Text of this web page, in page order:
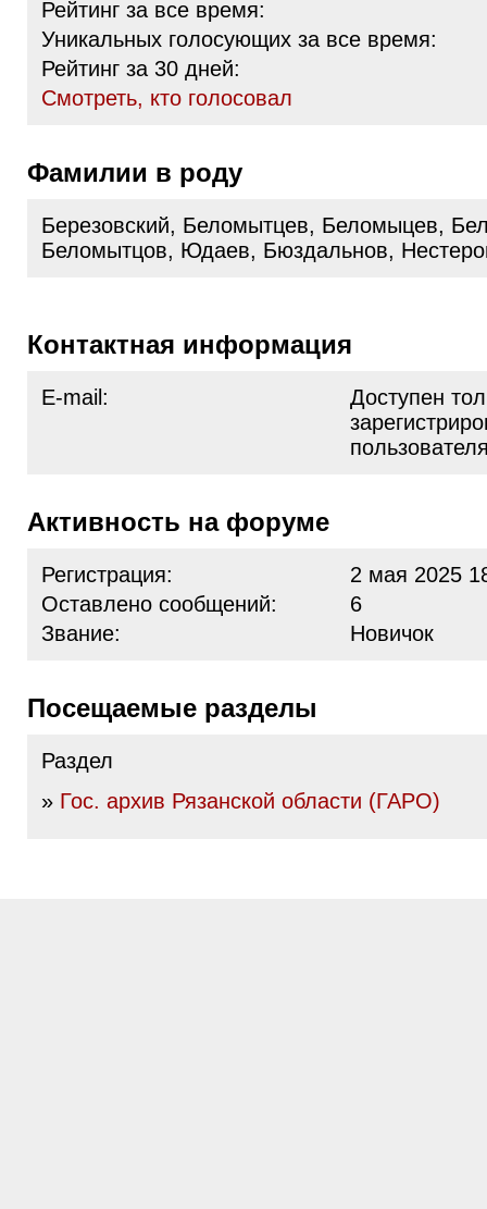
Рейтинг за все время:
Уникальных голосующих за все время:
Рейтинг за 30 дней:
Cмотреть, кто голосовал
Фамилии в роду
Березовский, Беломытцев, Беломыцев,
Беломытцов, Юдаев, Бюздальнов,
Контактная информация
E-mail:
Доступен
Активность на форуме
Регистрация:
2 мая 2025
Оставлено сообщений:
6
Звание:
Новичок
Посещаемые разделы
Раздел
» Гос. архив Рязанской области (ГАРО)